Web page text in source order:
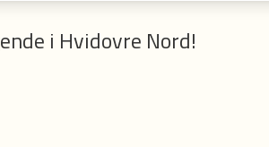
i Hvidovre Nord!